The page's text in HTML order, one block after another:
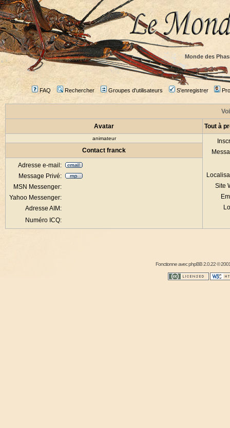
Monde des
FAQ Rechercher Groupes d'utilisateurs S'enregistrer
Avatar Tout à
animateur
Site
Contact franck
Adresse e-mail:
Message Privé:
MSN Messenger:
Yahoo Messenger:
Adresse AIM:
Numéro ICQ:
Fonctionne avecphpBB2.0.22 ©